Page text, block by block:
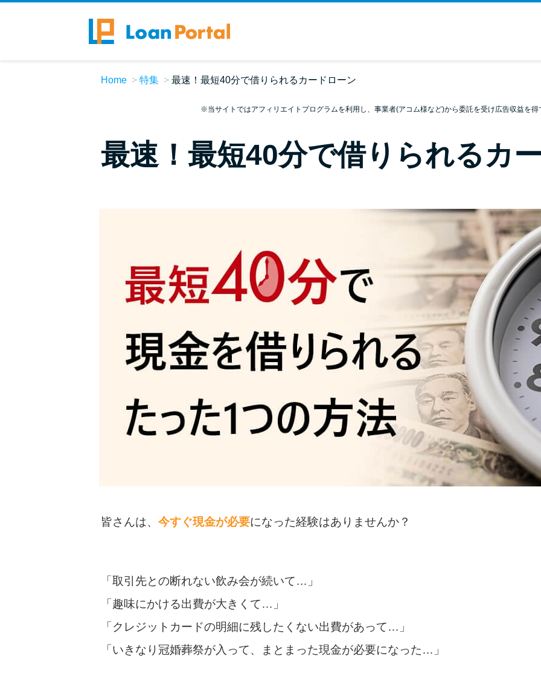
Home 特集 最速！最短40分で借りられるカードローン
※当サイトではアフィリエイトプログラムを利用し、事業者(アコム様など)から委託を受け広告収益を得
最速！最短40分で借りられるカ
皆さんは、 今すぐ現金が必要になった経験はありませんか？
「取引先との断れない飲み会が続いて…」
「趣味にかける出費が大きくて…」
「クレジットカードの明細に残したくない出費があって…」
「いきなり冠婚葬祭が入って、まとまった現金が必要になった…」